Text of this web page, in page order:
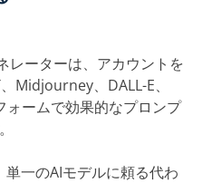
レーターは、アカウントを
Midjourney、DALL-E、
ォームで効果的なプロンプ
単一のAIモデルに頼る代わ